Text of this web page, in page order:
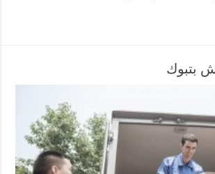
بتبوك